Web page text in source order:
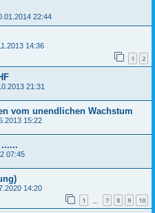
22:44
14:36
1 2
21:31
vom unendlichen Wachstum
15:22
07:45
14:20
1 7 8 9 10